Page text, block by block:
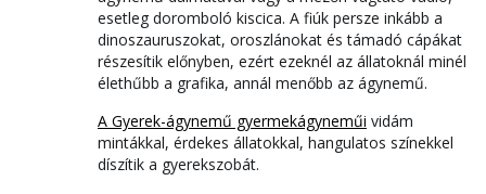
esetleg doromboló kiscica. A fiúk persze inkább a
dinoszauruszokat, oroszlánokat és támadó cápákat
részesítik előnyben, ezért ezeknél az állatoknál minél
élethűbb a grafika, annál menőbb az ágynemű.
A Gyerek-ágynemű gyermekágyneműi vidám
mintákkal, érdekes állatokkal, hangulatos színekkel
díszítik a gyerekszobát.